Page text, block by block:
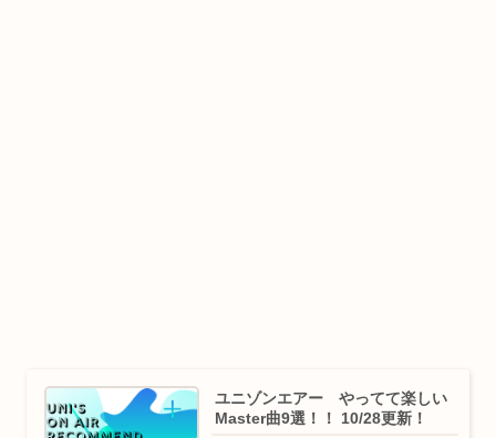
ユニゾンエアー やってて楽しい
Master曲9選！！ 10/28更新！